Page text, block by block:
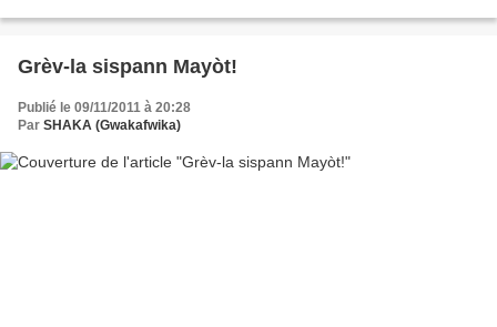
Grèv-la sispann Mayòt!
Publié le 09/11/2011 à 20:28
Par SHAKA (Gwakafwika)